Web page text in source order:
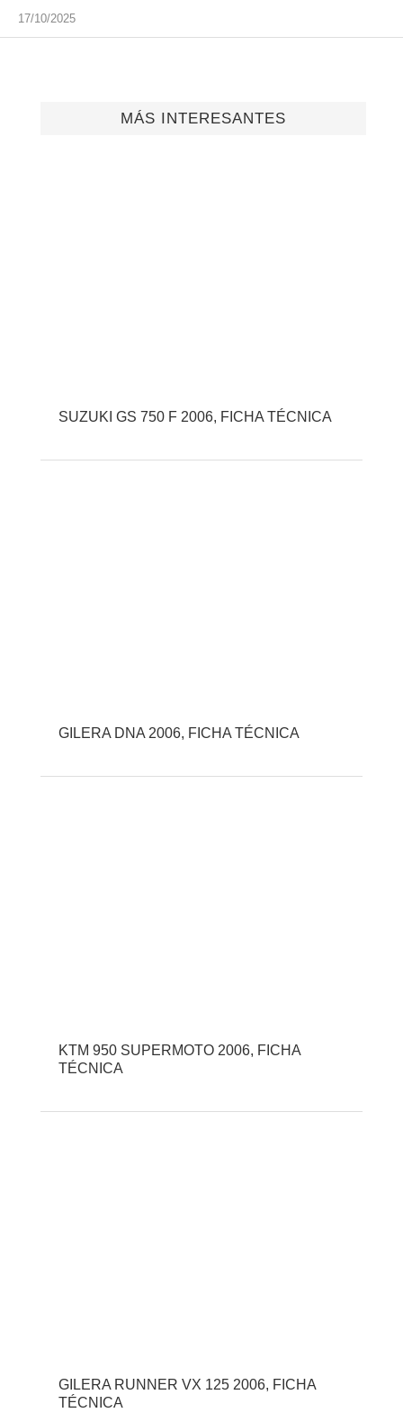
17/10/2025
MÁS INTERESANTES
SUZUKI GS 750 F 2006, FICHA TÉCNICA
GILERA DNA 2006, FICHA TÉCNICA
KTM 950 SUPERMOTO 2006, FICHA
TÉCNICA
GILERA RUNNER VX 125 2006, FICHA
TÉCNICA